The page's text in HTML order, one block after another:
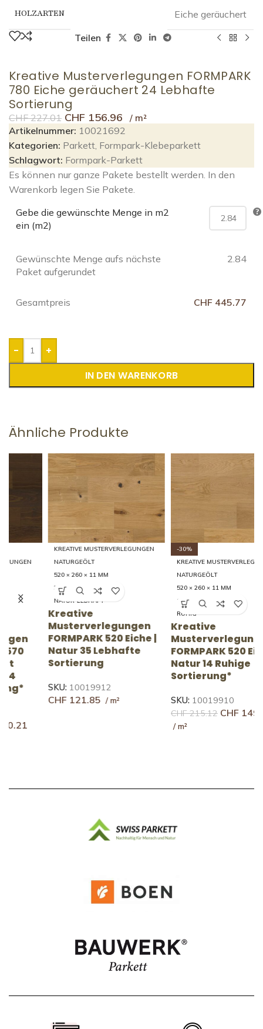
HOLZARTEN Eiche geräuchert
Teilen
Kreative Musterverlegungen FORMPARK
780 Eiche geräuchert 24 Lebhafte
Sortierung
CHF227.01 CHF 156.96
Artikelnummer: 10021692
Kategorien: Parkett, Formpark-Klebeparkett
Schlagwort: Formpark-Parkett
Es können nur ganze Pakete bestellt werden. In den
Warenkorb legen Sie Pakete.
Gebe die gewünschte Menge in m2
ein (m2)
Gewünschte Menge aufs nächste
Paket aufgerundet
2.84
Gesamtpreis CHF 445.77
-
+
IN DEN WARENKORB
Ähnliche Produkte
KREATIVE MUSTERVERLEGUNGEN
NATURGEÖLT
520 × 260 × 11 MM
NATUR-LEBHAFT
Kreative
Musterverlegungen
FORMPARK 520 Eiche |
Natur 35 Lebhafte
Sortierung
SKU: 10019912
121.85
-30%
KREATIVE MUSTERVERLEGUNGEN
NATURGEÖLT
520 × 260 × 11 MM
Kreative
Musterverlegungen
FORMPARK 520 Eiche |
Natur 14 Ruhige
Sortierung*
10019910
215.12 CHF149.59